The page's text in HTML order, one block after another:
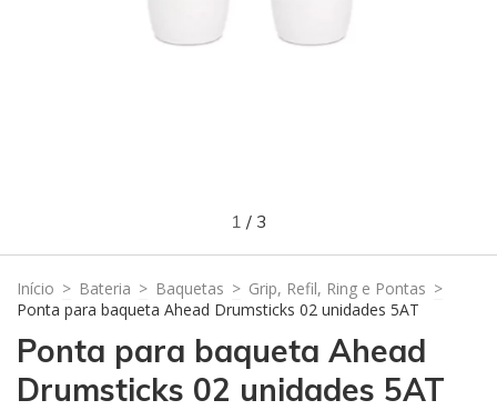
1 / 3
Início > Bateria > Baquetas > Grip, Refil, Ring e Pontas >
Ponta para baqueta Ahead Drumsticks 02 unidades 5AT
Ponta para baqueta Ahead
Drumsticks 02 unidades 5AT